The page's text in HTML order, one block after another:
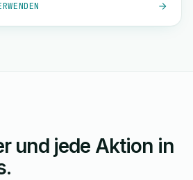
und jede Aktion in